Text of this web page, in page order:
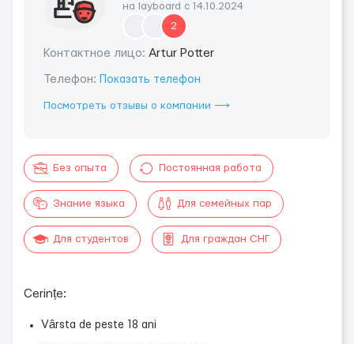
на layboard с 14.10.2024
2
Контактное лицо: Artur Potter
Телефон: Показать телефон
Посмотреть отзывы о компании ⟶
Без опыта Постоянная работа
Знание языка Для семейных пар
Для студентов Для граждан СНГ
Cerințe:
Vârsta de peste 18 ani